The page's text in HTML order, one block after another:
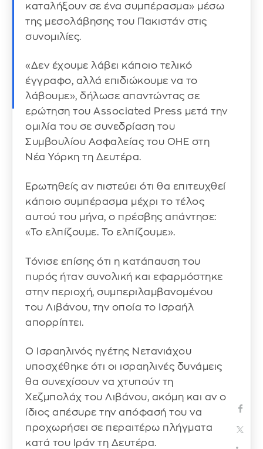
καταλήξουν σε ένα συμπέρασμα» μέσω
της μεσολάβησης του Πακιστάν στις
συνομιλίες.
«Δεν έχουμε λάβει κάποιο τελικό
έγγραφο, αλλά επιδιώκουμε να το
λάβουμε», δήλωσε απαντώντας σε
ερώτηση του Associated Press μετά την
ομιλία του σε συνεδρίαση του
Συμβουλίου Ασφαλείας του ΟΗΕ στη
Νέα Υόρκη τη Δευτέρα.
Ερωτηθείς αν πιστεύει ότι θα επιτευχθεί
κάποιο συμπέρασμα μέχρι το τέλος
αυτού του μήνα, ο πρέσβης απάντησε:
«Το ελπίζουμε. Το ελπίζουμε».
Τόνισε επίσης ότι η κατάπαυση του
πυρός ήταν συνολική και εφαρμόστηκε
στην περιοχή, συμπεριλαμβανομένου
του Λιβάνου, την οποία το Ισραήλ
απορρίπτει.
Ο Ισραηλινός ηγέτης Νετανιάχου
υποσχέθηκε ότι οι ισραηλινές δυνάμεις
θα συνεχίσουν να χτυπούν τη
Χεζμπολάχ του Λιβάνου, ακόμη και αν ο
ίδιος απέσυρε την απόφασή του να
προχωρήσει σε περαιτέρω πλήγματα
κατά του Ιράν τη Δευτέρα.